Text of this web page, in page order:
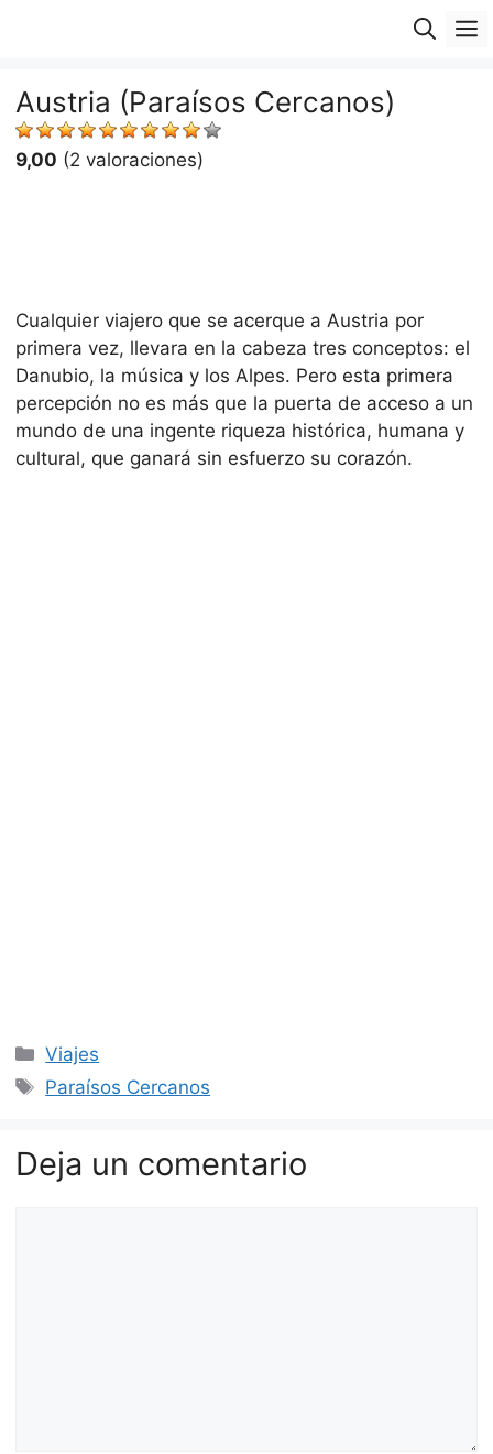
Austria (Paraísos Cercanos)
9,00 (2 valoraciones)
Cualquier viajero que se acerque a Austria por
primera vez, llevara en la cabeza tres conceptos: el
Danubio, la música y los Alpes. Pero esta primera
percepción no es más que la puerta de acceso a un
mundo de una ingente riqueza histórica, humana y
cultural, que ganará sin esfuerzo su corazón.
Categorías
Viajes
Etiquetas
Paraísos Cercanos
Deja un comentario